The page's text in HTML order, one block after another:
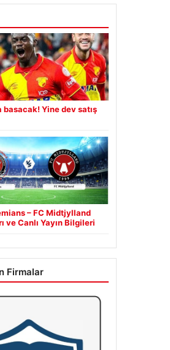
basacak! Yine dev satış
– FC Midtjylland
ve Canlı Yayın Bilgileri
Firmalar